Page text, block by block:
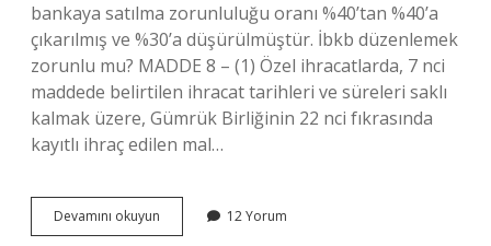
bankaya satılma zorunluluğu oranı %40’tan %40’a
çıkarılmış ve %30’a düşürülmüştür. İbkb düzenlemek
zorunlu mu? MADDE 8 – (1) Özel ihracatlarda, 7 nci
maddede belirtilen ihracat tarihleri ​​ve süreleri saklı
kalmak üzere, Gümrük Birliğinin 22 nci fıkrasında
kayıtlı ihraç edilen mal…
Devamını okuyun
Dolarin
12 Yorum